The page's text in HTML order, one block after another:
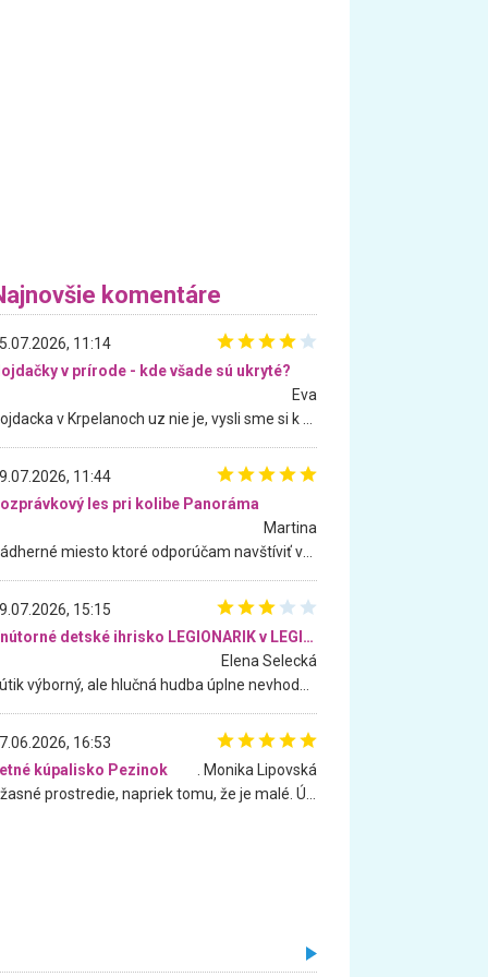
komentáre
11:14
v prírode - kde všade sú ukryté?
Eva
11:44
les pri kolibe Panoráma
Martina
15:15
Vnútorné detské ihrisko LEGIONARIK v LEGIA Fitness
Elena Selecká
16:53
kúpalisko Pezinok
. Monika Lipovská